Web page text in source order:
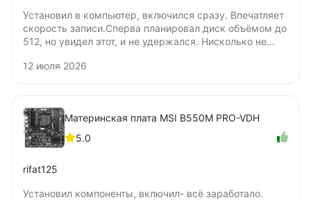
Установил в компьютер, включился сразу. Впечатляет
скорость записи.Сперва планировал диск объёмом до
512, но увидел этот, и не удержался. Нисколько не
только, бумажную наклейку нужно удалять для
12 июля 2026
Материнская плата MSI B550M PRO-VDH
5.0
rifat125
Установил компоненты, включил- всё заработало.